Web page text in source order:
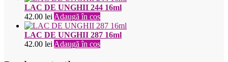
LAC DE UNGHII 244 16ml
42.00 lei Adaugă în coș
LAC DE UNGHII 287 16ml
42.00 lei Adaugă în coș